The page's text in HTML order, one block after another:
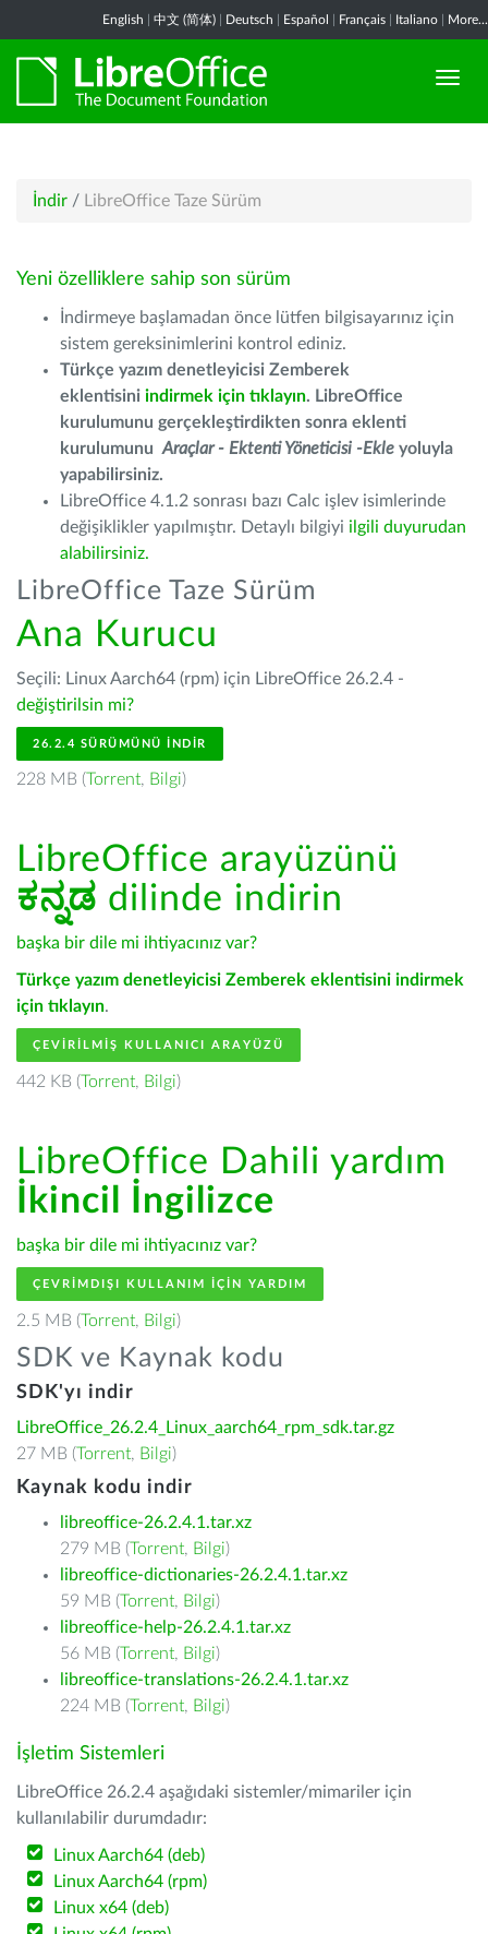
English 中文 (简体) Deutsch Español Français Italiano More...
İndir / LibreOffice Taze Sürüm
Yeni özelliklere sahip son sürüm
İndirmeye başlamadan önce lütfen bilgisayarınız için
sistem gereksinimlerini kontrol ediniz.
Türkçe yazım denetleyicisi Zemberek
eklentisini indirmek için tıklayın. LibreOffice
kurulumunu gerçekleştirdikten sonra eklenti
kurulumunu Araçlar - Ektenti Yöneticisi -Ekle yoluyla
yapabilirsiniz.
LibreOffice 4.1.2 sonrası bazı Calc işlev isimlerinde
değişiklikler yapılmıştır. Detaylı bilgiyi ilgili duyurudan
alabilirsiniz.
LibreOffice Taze Sürüm
Ana Kurucu
Seçili: Linux Aarch64 (rpm) için LibreOffice 26.2.4 -
değiştirilsin mi?
26.2.4 SÜRÜMÜNÜ İNDIR
228 MB (Torrent, Bilgi)
LibreOffice arayüzünü
ಕನ್ನಡ dilinde indirin
başka bir dile mi ihtiyacınız var?
Türkçe yazım denetleyicisi Zemberek eklentisini indirmek
için tıklayın.
ÇEVIRILMIŞ KULLANICI ARAYÜZÜ
442 KB (Torrent, Bilgi)
LibreOffice Dahili yardım
İkincil İngilizce
başka bir dile mi ihtiyacınız var?
ÇEVRIMDIŞI KULLANIM IÇIN YARDIM
2.5 MB (Torrent, Bilgi)
SDK ve Kaynak kodu
SDK'yı indir
LibreOffice_26.2.4_Linux_aarch64_rpm_sdk.tar.gz
27 MB (Torrent, Bilgi)
Kaynak kodu indir
libreoffice-26.2.4.1.tar.xz
279 MB (Torrent, Bilgi)
libreoffice-dictionaries-26.2.4.1.tar.xz
59 MB (Torrent, Bilgi)
libreoffice-help-26.2.4.1.tar.xz
56 MB (Torrent, Bilgi)
libreoffice-translations-26.2.4.1.tar.xz
224 MB (Torrent, Bilgi)
İşletim Sistemleri
LibreOffice 26.2.4 aşağıdaki sistemler/mimariler için
kullanılabilir durumdadır:
Linux Aarch64 (deb)
Linux Aarch64 (rpm)
Linux x64 (deb)